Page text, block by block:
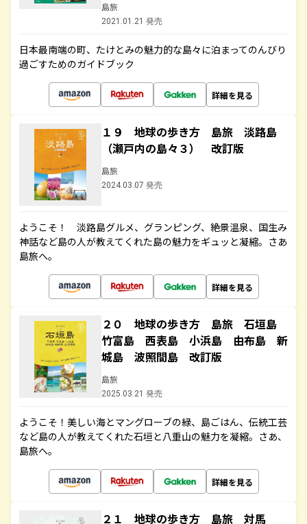
島旅
2021.01.21 発売
日本最南端の町、たけとみの魅力的な島々に泊まってのんびり
過ごすためのガイドブック
詳細を見る
１９ 地球の歩き方 島旅 淡路島
（瀬戸内の島々３） 改訂版
島旅
2024.03.07 発売
ようこそ！ 淡路島グルメ、グランピング、絶景温泉、国生み
神話など島の人が教えてくれた島の魅力をギュッと凝縮。さあ
島旅へ。
詳細を見る
２０ 地球の歩き方 島旅 石垣島
竹富島 西表島 小浜島 由布島 新
城島 波照間島 改訂版
島旅
2025.03.21 発売
ようこそ！美しい海とマングローブの緑、島ごはん、伝統工芸
など島の人が教えてくれた石垣と八重山の魅力を凝縮。さあ、
島旅へ。
詳細を見る
２１ 地球の歩き方 島旅 対馬